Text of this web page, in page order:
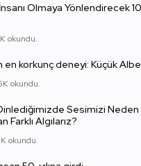
Olmaya Yönlendirecek
okundu.
en korkunç deneyi: Küçük
okundu.
Dinlediğimizde Sesimizi Neden
Farklı Algılarız?
okundu.